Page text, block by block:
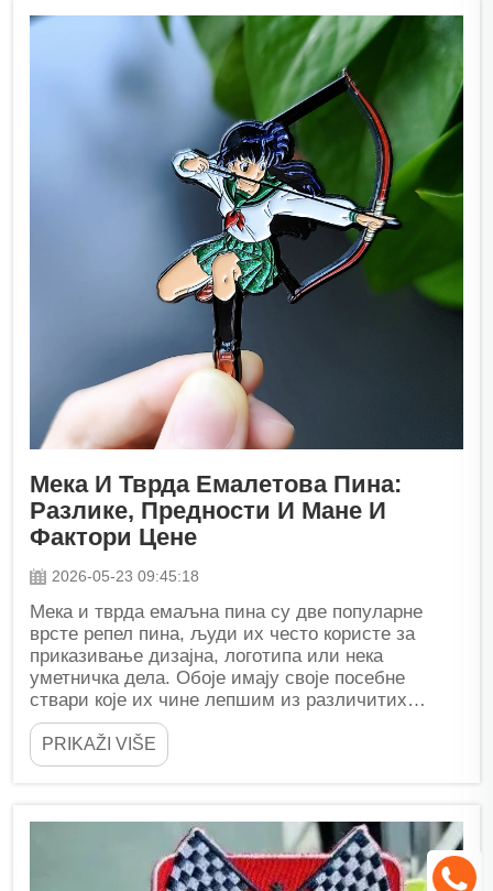
Мека И Тврда Емалетова Пина:
Разлике, Предности И Мане И
Фактори Цене
2026-05-23 09:45:18
Мека и тврда емаљна пина су две популарне
врсте репел пина, људи их често користе за
приказивање дизајна, логотипа или нека
уметничка дела. Обоје имају своје посебне
ствари које их чине лепшим из различитих
разлога. Избор једног или другог може бити
љубазан...
PRIKAŽI VIŠE